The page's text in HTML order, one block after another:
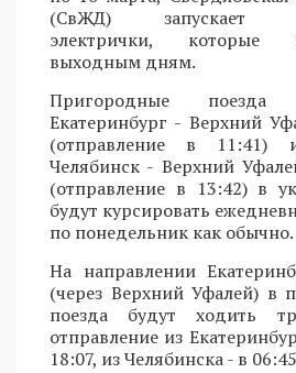
(СвЖД) запускает
электрички, которые
выходным дням.
Пригородные
Екатеринбург - Верхний
(отправление в
Челябинск - Верхний
(отправление в 13:42) в
будут курсировать
по понедельник как обычно.
На направлении
(через Верхний Уфалей) в
поезда будут ходить
отправление из
18:07, из Челябинска - в